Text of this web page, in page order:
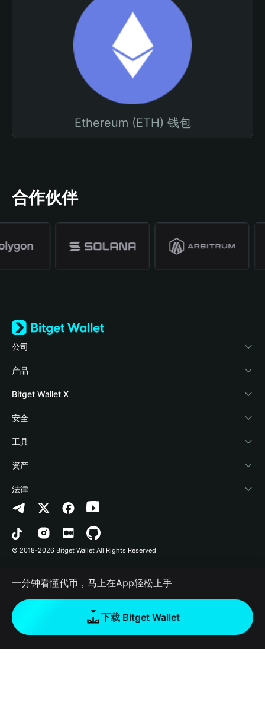
Ethereum (ETH) 钱包
合作伙伴
公司
关于 Bitget Wallet
博客
学院
加密资讯
帮助中心
联系我们
品牌资源
工作机会
产品
加密卡
稳定币理财
Payfi Crypto
Crypto Swap API
山寨季指数
预测市场
DApp
RWA
如何购买加密货币
Bitget Wallet X
开发者文档
接入钱包
Bitget Wallet Pay
合作上架
安全
风险保障基金
安全防护技术
工具
快捷买币
授权检测
合约检测
批量转账
资产
Arbitrum
Avalanche
Bitcoin
Polygon
法律
隐私协议
用户使用协议
© 2018-2026 Bitget Wallet All Rights Reserved
一分钟看懂代币，马上在App轻松上手
下载 Bitget Wallet